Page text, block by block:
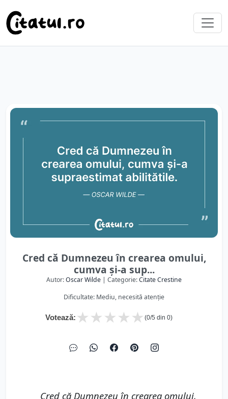
Cred că Dumnezeu în crearea omului,
cumva și-a sup...
Autor:Oscar Wilde | Categorie:Citate Crestine
Dificultate: Mediu, necesită atenție
Votează: ★
★
★
★
★ (0/5 din 0)
Cred că Dumnezeu în crearea omului,